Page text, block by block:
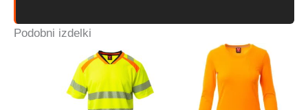
Podobni izdelki